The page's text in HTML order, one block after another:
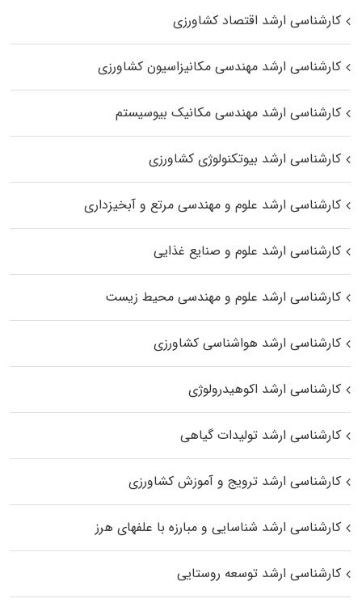
کارشناسی ارشد اقتصاد کشاورزی
کارشناسی ارشد مهندسی مکانیزاسیون کشاورزی
کارشناسی ارشد مهندسی مکانیک بیوسیستم
کارشناسی ارشد بیوتکنولوژی کشاورزی
کارشناسی ارشد علوم و مهندسی مرتع و آبخیزداری
کارشناسی ارشد علوم و صنایع غذایی
کارشناسی ارشد علوم و مهندسی محیط زیست
کارشناسی ارشد هواشناسی کشاورزی
کارشناسی ارشد اکوهیدرولوژی
کارشناسی ارشد تولیدات گیاهی
کارشناسی ارشد ترویج و آموزش کشاورزی
کارشناسی ارشد شناسایی و مبارزه با علفهای هرز
کارشناسی ارشد توسعه روستایی